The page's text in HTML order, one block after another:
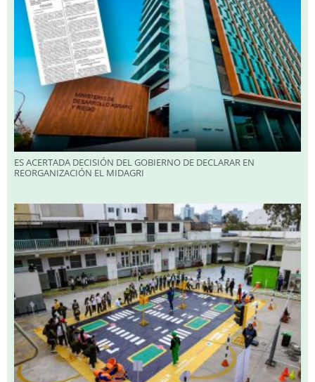
ES ACERTADA DECISIÓN DEL GOBIERNO DE DECLARAR EN
REORGANIZACIÓN EL MIDAGRI